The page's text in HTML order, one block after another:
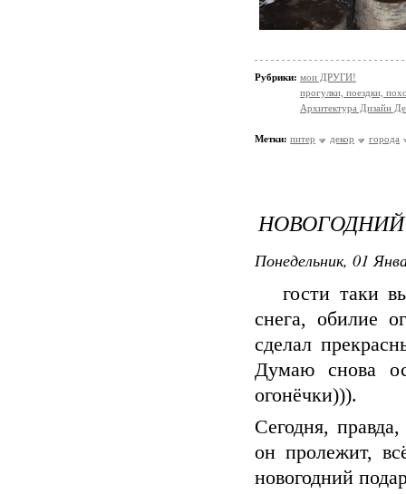
Рубрики: мои ДРУГИ!
прогулки, поездки,
Архитектура Дизайн
Метки: питер декор города
Понедельник, 01
гости таки
снега, обилие
сделал
Думаю снова
огонёчки))).
Сегодня,
он пролежит,
новогодний